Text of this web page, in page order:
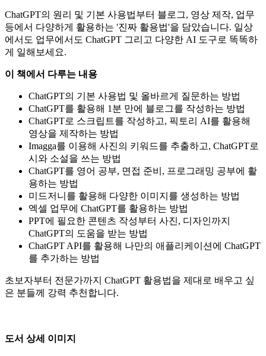
ChatGPT의 원리 및 기본 사용법부터 블로그, 영상 제작, 업무
등에서 다양하게 활용하는 '진짜 활용법'을 담았습니다. 일상
에서도 업무에서도 ChatGPT 그리고 다양한 AI 도구로 똑똑하
게 일해보세요.
이 책에서 다루는 내용
ChatGPT의 기본 사용법 및 올바르게 질문하는 방법
ChatGPT를 활용해 1분 만에 블로그를 작성하는 방법
ChatGPT로 스크립트를 작성하고, 픽토리 AI를 활용해
영상을 제작하는 방법
Imagga를 이용해 사진의 키워드를 추출하고, ChatGPT로
시와 소설을 쓰는 방법
ChatGPT를 영어 공부, 면접 준비, 프로그래밍 공부에 활
용하는 방법
미드저니를 활용해 다양한 이미지를 생성하는 방법
엑셀 업무에 ChatGPT를 활용하는 방법
PPT에 필요한 콘텐츠 작성부터 사진, 디자인까지
ChatGPT의 도움을 받는 방법
ChatGPT API를 활용해 나만의 애플리케이션에 ChatGPT
를 추가하는 방법
초보자부터 전문가까지 ChatGPT 활용법을 제대로 배우고 싶
은 분들께 강력 추천합니다.
도서 상세 이미지